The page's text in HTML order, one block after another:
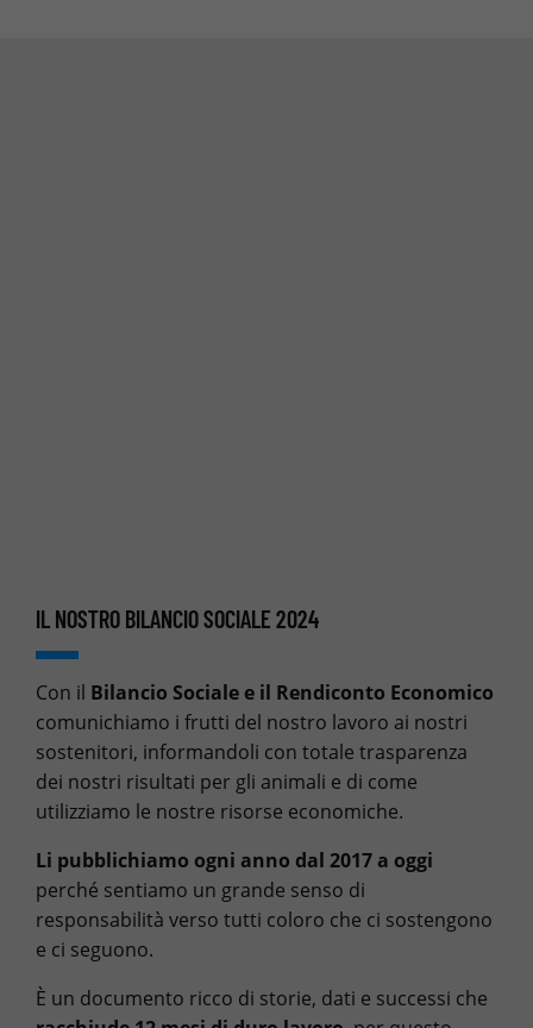
IL NOSTRO BILANCIO SOCIALE 2024
Con il Bilancio Sociale e il Rendiconto Economico
comunichiamo i frutti del nostro lavoro ai nostri
sostenitori, informandoli con totale trasparenza
dei nostri risultati per gli animali e di come
utilizziamo le nostre risorse economiche.
Li pubblichiamo ogni anno dal 2017 a oggi
perché sentiamo un grande senso di
responsabilità verso tutti coloro che ci sostengono
e ci seguono.
È un documento ricco di storie, dati e successi che